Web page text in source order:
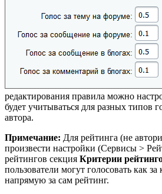
редактирования правила можно
будет учитываться для разных типов
автора.
Примечание: Для рейтинга (не
произвести настройки (Сервисы >
рейтингов секция Критерии
пользователи могут голосовать как за
напрямую за сам рейтинг.